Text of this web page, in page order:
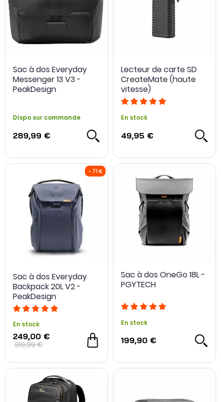
Sac à dos Everyday
Messenger 13 V3 -
PeakDesign
Dispo sur commande
289,99 €
Lecteur de carte SD
CreateMate (haute
vitesse)
En stock
49,95 €
Sac à dos Everyday
Backpack 20L V2 -
PeakDesign
En stock
249,00 €
319,99 €
Sac à dos OneGo 18L -
PGYTECH
En stock
199,90 €